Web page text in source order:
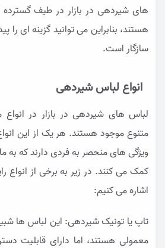
های شیردهی در بازار در طیف
هستند، بنابراین می توانید گزینه ای را
سازگار است.
انواع لباس شیردهی
لباس های شیردهی در بازار در
متنوع موجود هستند. هر یک از این
ویژگی های منحصر به فردی دارند که به
کمک می کنند. در زیر به برخی از
اشاره می کنیم:
تاپ یا تونیک شیردهی: این لباس ها
معمولی هستند، اما دارای قابلیت